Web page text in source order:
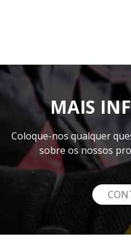
MAIS
Coloque-nos qualquer
sobre os nossos